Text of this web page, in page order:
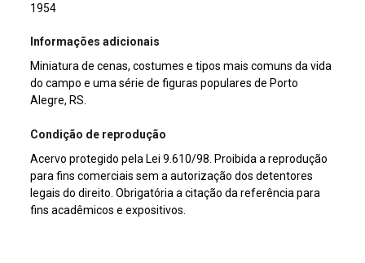
1954
Informações adicionais
Miniatura de cenas, costumes e tipos mais comuns da vida
do campo e uma série de figuras populares de Porto
Alegre, RS.
Condição de reprodução
Acervo protegido pela Lei 9.610/98. Proibida a reprodução
para fins comerciais sem a autorização dos detentores
legais do direito. Obrigatória a citação da referência para
fins acadêmicos e expositivos.